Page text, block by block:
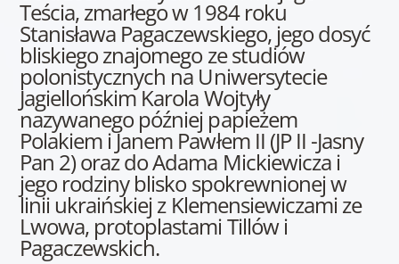
Teścia, zmarłego w 1984 roku
Stanisława Pagaczewskiego, jego dosyć
bliskiego znajomego ze studiów
polonistycznych na Uniwersytecie
Jagiellońskim Karola Wojtyły
nazywanego później papieżem
Polakiem i Janem Pawłem II (JP II -Jasny
Pan 2) oraz do Adama Mickiewicza i
jego rodziny blisko spokrewnionej w
linii ukraińskiej z Klemensiewiczami ze
Lwowa, protoplastami Tillów i
Pagaczewskich.